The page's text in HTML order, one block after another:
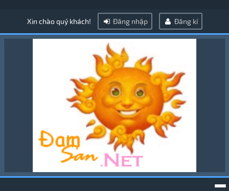
Xin chào quý khách! Đăng nhập Đăng kí